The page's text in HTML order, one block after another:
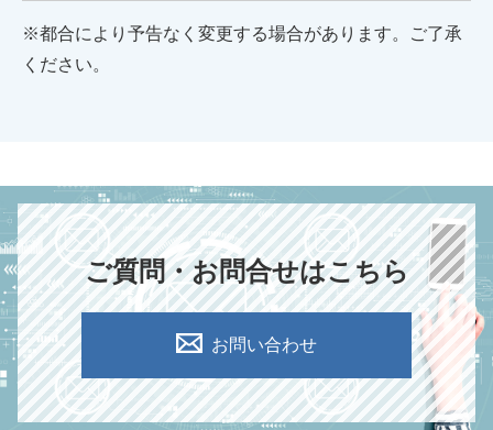
※都合により予告なく変更する場合があります。ご了承
ください。
ご質問・お問合せはこちら
お問い合わせ